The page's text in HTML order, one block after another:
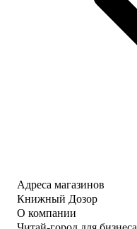
Адреса магазинов
Книжный Дозор
О компании